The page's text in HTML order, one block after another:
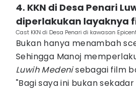
4. KKN di Desa Penari
diperlakukan layaknya
Cast KKN di Desa Penari di kawasan
Bukan hanya menambah
Sehingga Manoj
Luwih Medenisebagai film
"Bagi saya ini bukan sekadar